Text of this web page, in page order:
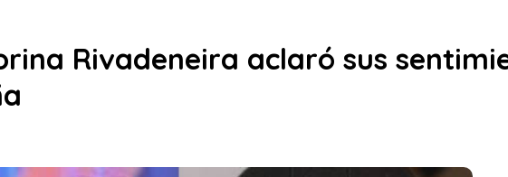
Rivadeneira aclaró sus